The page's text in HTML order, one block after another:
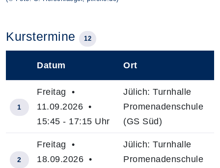
Kurstermine 12
Datum Ort
1
Freitag •
11.09.2026 •
15:45 - 17:15 Uhr
Jülich: Turnhalle
Promenadenschule
(GS Süd)
2
Freitag •
18.09.2026 •
Jülich: Turnhalle
Promenadenschule